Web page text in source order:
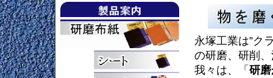
ます。
2023/9 ・Cディスク5形、6形、7
王冠印Cディスク5形
り次第、廃番とさせて
ご提案させて頂きます
永塚工業は”ク
の研磨、研削
我々は、「 研